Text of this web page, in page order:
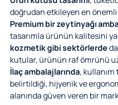
doğrudan etkileyen en
Premium bir zeytinyağı
tasarımla ürünün kalitesini
kozmetik gibi sektörlerde
kutular, ürünün raf ömrünü
İlaç ambalajlarında, kullanım
belirtildiği, hijyenik ve
alanında güven veren bir